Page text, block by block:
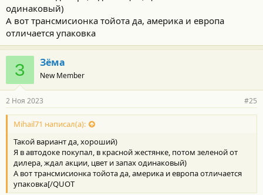
одинаковый)
А вот трансмисионка тойота да, америка и европа
отличается упаковка
З Зёма
New Member
2 Ноя 2023 #25
Mihail71 написал(а):
Такой вариант да, хороший)
Я в автодоке покупал, в красной жестянке, потом зеленой от
дилера, ждал акции, цвет и запах одинаковый)
А вот трансмисионка тойота да, америка и европа отличается
упаковка[/QUOT